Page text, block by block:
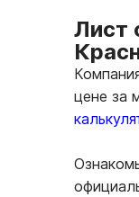
Лист
цене за